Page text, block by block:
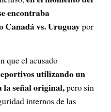
encontraba
vs. Uruguaypor
que el acusado
utilizando un
señal original,pero sin
internos de las